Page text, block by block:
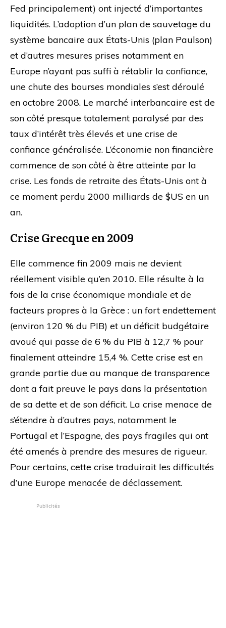
Fed principalement) ont injecté d’importantes
liquidités. L’adoption d’un plan de sauvetage du
système bancaire aux États-Unis (plan Paulson)
et d’autres mesures prises notamment en
Europe n’ayant pas suffi à rétablir la confiance,
une chute des bourses mondiales s’est déroulé
en octobre 2008. Le marché interbancaire est de
son côté presque totalement paralysé par des
taux d’intérêt très élevés et une crise de
confiance généralisée. L’économie non financière
commence de son côté à être atteinte par la
crise. Les fonds de retraite des États-Unis ont à
ce moment perdu 2000 milliards de $US en un
an.
Crise Grecque en 2009
Elle commence fin 2009 mais ne devient
réellement visible qu’en 2010. Elle résulte à la
fois de la crise économique mondiale et de
facteurs propres à la Grèce : un fort endettement
(environ 120 % du PIB) et un déficit budgétaire
avoué qui passe de 6 % du PIB à 12,7 % pour
finalement atteindre 15,4 %. Cette crise est en
grande partie due au manque de transparence
dont a fait preuve le pays dans la présentation
de sa dette et de son déficit. La crise menace de
s’étendre à d’autres pays, notamment le
Portugal et l’Espagne, des pays fragiles qui ont
été amenés à prendre des mesures de rigueur.
Pour certains, cette crise traduirait les difficultés
d’une Europe menacée de déclassement.
Publicités